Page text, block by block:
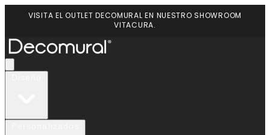
VISITA EL OUTLET DECOMURAL EN NUESTRO SHOWROOM
VITACURA.